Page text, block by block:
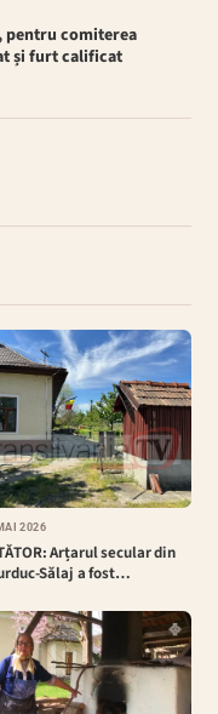
pentru comiterea
și furt calificat
2026
Arțarul secular din
Sălaj a fost…